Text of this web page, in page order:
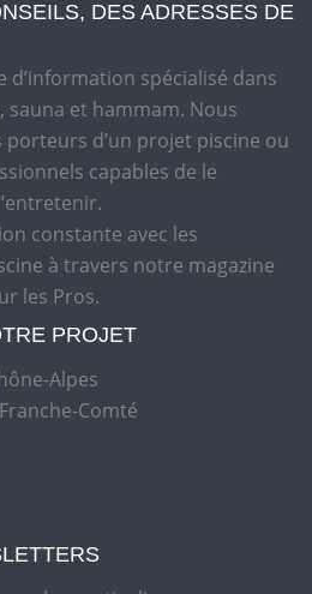
DES ADRESSES DE
d’information spécialisé dans
sauna et hammam. Nous
d’un projet piscine ou
capables de le
constante avec les
à travers notre magazine
les Pros.
PROJET
Alpes
Comté